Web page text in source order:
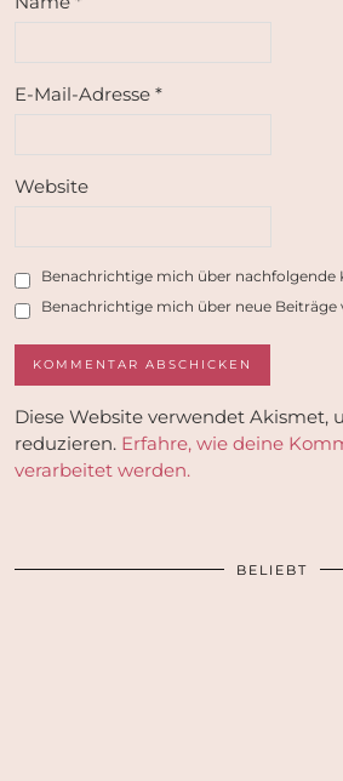
E-Mail-Adresse *
Website
Benachrichtige mich über nachfolgende
Benachrichtige mich über neue Beiträge
Diese Website verwendet Akismet,
reduzieren. Erfahre, wie deine
verarbeitet werden.
BELIEBT